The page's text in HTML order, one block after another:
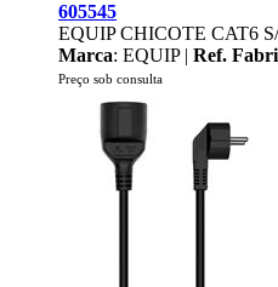
605545
EQUIP CHICOTE CAT6
Marca: EQUIP | Ref.
Preço sob consulta